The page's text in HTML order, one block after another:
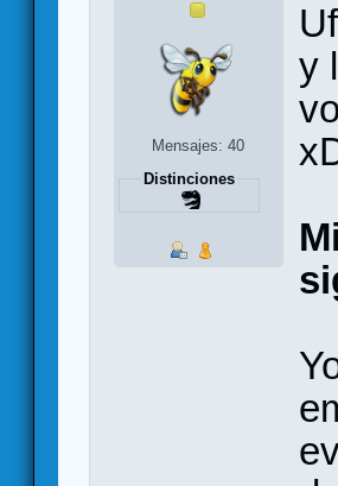
Mensajes: 40
Distinciones
y